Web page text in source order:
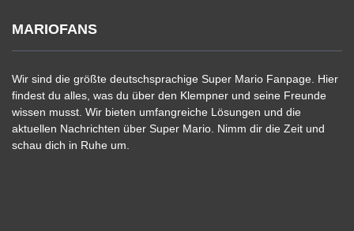
MARIOFANS
Wir sind die größte deutschsprachige Super Mario Fanpage. Hier
findest du alles, was du über den Klempner und seine Freunde
wissen musst. Wir bieten umfangreiche Lösungen und die
aktuellen Nachrichten über Super Mario. Nimm dir die Zeit und
schau dich in Ruhe um.